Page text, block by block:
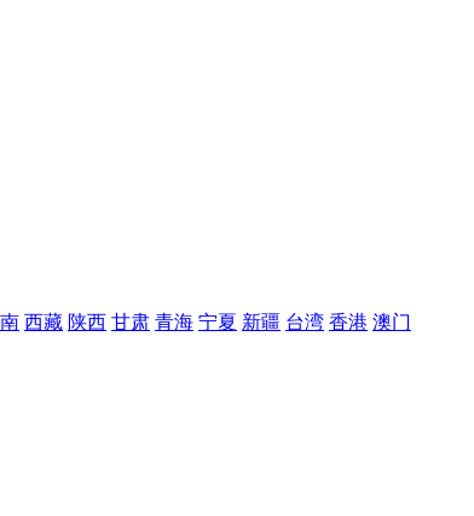
西藏 陕西 甘肃 青海 宁夏 新疆 台湾 香港 澳门